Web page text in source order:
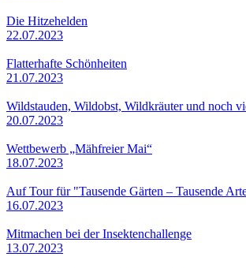
Die Hitzehelden
22.07.2023
Flatterhafte Schönheiten
21.07.2023
Wildstauden, Wildobst, Wildkräuter und noch
20.07.2023
Wettbewerb „Mähfreier Mai“
18.07.2023
Auf Tour für "Tausende Gärten – Tausende
16.07.2023
Mitmachen bei der Insektenchallenge
13.07.2023